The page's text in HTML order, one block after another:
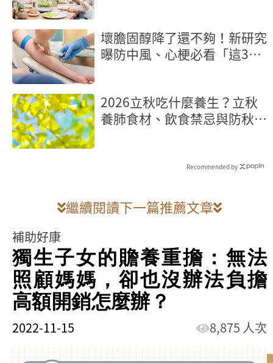
壞膽固醇降了還不夠！新研究
曝防中風、心梗必看「這3
2026立秋吃什麼養生？立秋
養肺食材、飲食禁忌與防秋燥
Recommended by
繼續閱讀下一篇推薦文章
補助好康
獨生子女的贍養重擔：無法
照顧媽媽，卻也沒辦法負擔
高額開銷怎麼辦？
2022-11-15 8,875 人次